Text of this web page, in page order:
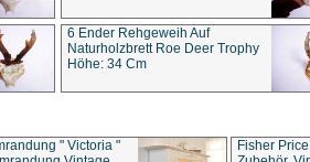
6 Ender Rehgeweih Auf
Naturholzbrett Roe Deer Trophy
Höhe: 34 Cm
" Victoria "
Fisher